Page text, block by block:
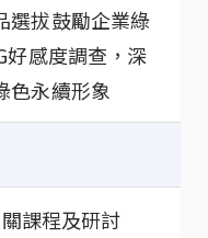
選拔鼓勵企業綠
好感度調查，深
色永續形象
課程及研討